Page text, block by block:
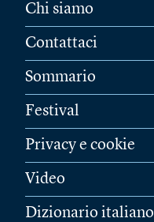
Chi siamo
Contattaci
Sommario
Festival
Privacy e cookie
Video
Dizionario italiano